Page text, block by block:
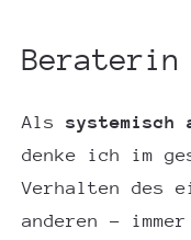
Beraterin
Als systemisch
denke ich im
Verhalten des
anderen –